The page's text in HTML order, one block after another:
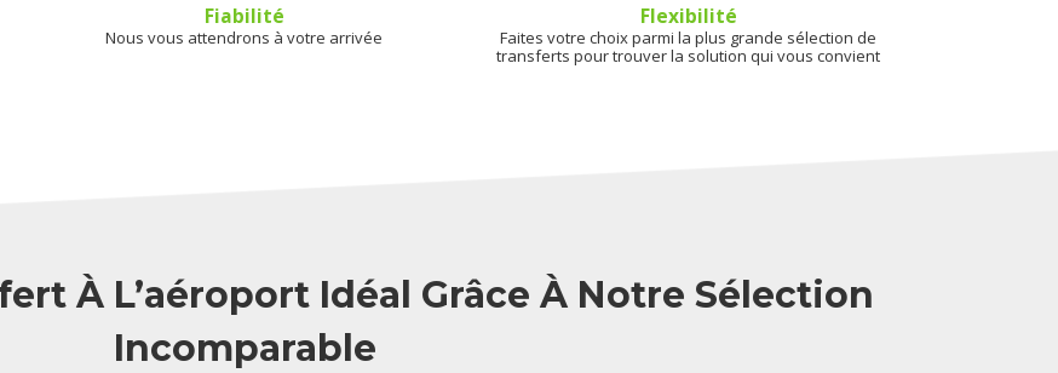
Fiabilité
Nous vous attendrons à votre arrivée
Flexibilité
Faites votre choix parmi la plus grande sélection de
transferts pour trouver la solution qui vous convient
À L’aéroport Idéal Grâce À Notre Sélection
Incomparable